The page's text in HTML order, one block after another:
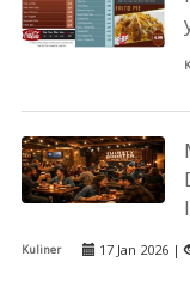
Kuliner 17 Jan 2026 |